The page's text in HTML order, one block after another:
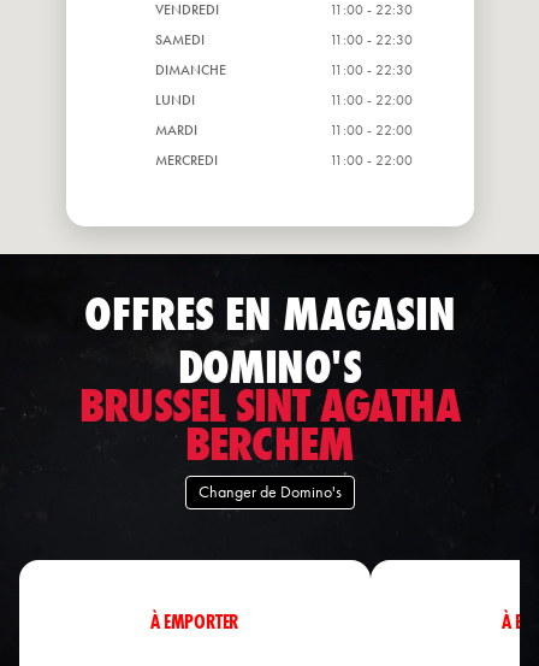
VENDREDI
11:00 - 22:30
SAMEDI
11:00 - 22:30
DIMANCHE
11:00 - 22:30
LUNDI
11:00 - 22:00
MARDI
11:00 - 22:00
MERCREDI
11:00 - 22:00
OFFRES EN MAGASIN
DOMINO'S
BRUSSEL SINT AGATHA
BERCHEM
Changer de Domino's
À EMPORTER À